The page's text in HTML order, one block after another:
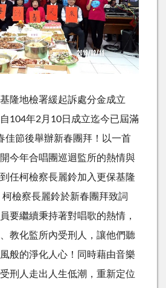
隆地檢署緩起訴處分金成立
自104年2月10日成立迄今已屆滿
佳節後舉辦新春團拜！以一首
今年合唱團巡迴監所的熱情與
任柯檢察長麗鈴加入更保基隆
檢察長麗鈴於新春團拜致詞
要繼續秉持著對唱歌的熱情，
教化監所內受刑人，讓他們聽
般的淨化人心！同時藉由音樂
刑人走出人生低潮，重新定位